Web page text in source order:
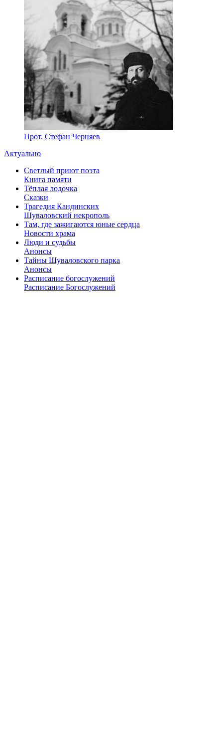
Прот. Стефан Черняев
Актуально
Светлый приют поэта
Книга памяти
Тёплая лодочка
Сказки
Трагедия Кандинских
Шуваловский некрополь
Там, где зажигаются юные сердца
Новости храма
Люди и судьбы
Анонсы
Тайны Шуваловского парка
Анонсы
Расписание богослужений
Расписание Богослужений